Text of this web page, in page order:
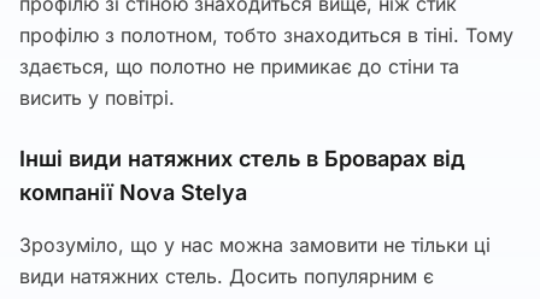
профілю з полотном, тобто знаходиться в тіні. Тому
здається, що полотно не примикає до стіни та
висить у повітрі.
Інші види натяжних стель в Броварах від
компанії Nova Stelya
Зрозуміло, що у нас можна замовити не тільки ці
види натяжних стель. Досить популярним є